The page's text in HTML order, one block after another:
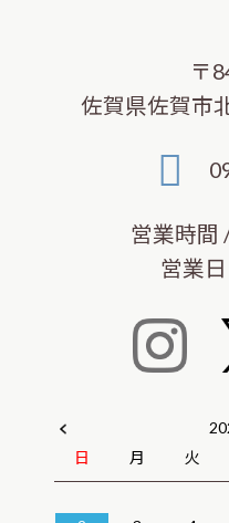
〒
佐賀県佐賀市
営業時間
営業
日
月 火